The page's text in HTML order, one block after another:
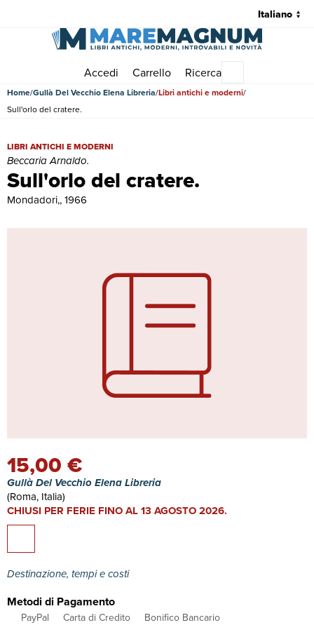
Accedi Carrello Ricerca
Home Gullà Del Vecchio Elena Libreria Libri antichi e moderni
Sull'orlo del cratere.
Sull'orlo del cratere.
Sull'orlo del cratere. | Libri antichi e moderni | Beccaria Arnaldo.
LIBRI ANTICHI E MODERNI
Beccaria Arnaldo.
Mondadori,, 1966
15,00 €
Gullà Del Vecchio Elena Libreria
(Roma, Italia)
CHIUSI PER FERIE FINO AL 13 AGOSTO 2026.
Destinazione, tempi e costi
Metodi di Pagamento
PayPal Carta di Credito
Bonifico Bancario